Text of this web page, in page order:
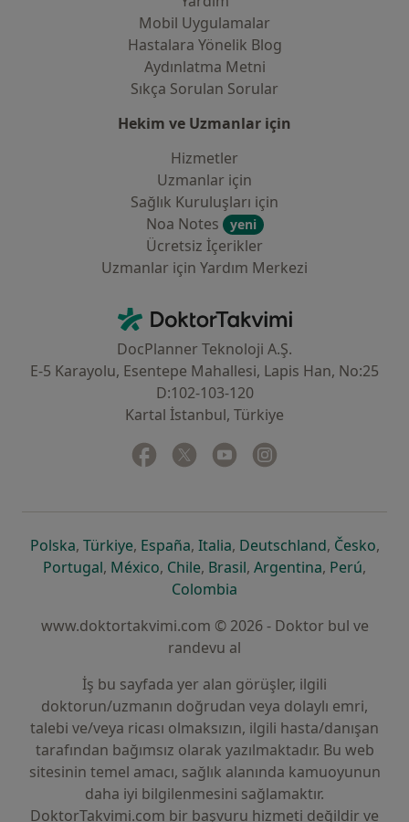
Mobil Uygulamalar
Hastalara Yönelik Blog
Aydınlatma Metni
Sıkça Sorulan Sorular
Hekim ve Uzmanlar için
Hizmetler
Uzmanlar için
Sağlık Kuruluşları için
Noa Notes
yeni
Ücretsiz İçerikler
Uzmanlar için Yardım Merkezi
DoktorTakvimi - Ana Sayfa
DocPlanner Teknoloji A.Ş.
E-5 Karayolu, Esentepe Mahallesi, Lapis Han, No:25
D:102-103-120
Kartal İstanbul, Türkiye
Facebook
yeni bir sekmede açılır
Twitter
yeni bir sekmede açılır
Youtube
yeni bir sekmede açılır
Polskayeni bir sekmede açılır
, Türkiyeyeni bir sekmede açılır
, Españayeni bir sekmede açılır
, Italiayeni bir sekmede açılır
, Deutschlandyeni bir
, Českoyeni
,
Portugalyeni bir sekmede açılır
, Méxicoyeni bir sekmede açılır
, Chileyeni bir sekmede açılır
, Brasilyeni bir sekmede açılır
, Argentinayeni bir
, Perúyeni
,
Colombia
www.doktortakvimi.com © 2026 - Doktor bul ve
randevu al
İş bu sayfada yer alan görüşler, ilgili
doktorun/uzmanın doğrudan veya dolaylı emri,
talebi ve/veya ricası olmaksızın, ilgili hasta/danışan
tarafından bağımsız olarak yazılmaktadır. Bu web
sitesinin temel amacı, sağlık alanında kamuoyunun
daha iyi bilgilenmesini sağlamaktır.
DoktorTakvimi.com bir başvuru hizmeti değildir ve